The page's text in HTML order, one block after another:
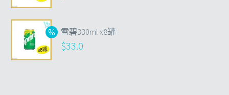
雪碧330ml x8罐
$33.0